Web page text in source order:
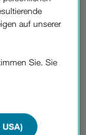
insgesamt
damit auch
3Hilft
und endet
und
beliebten
auf unserer
Sie. Sie
Cookies